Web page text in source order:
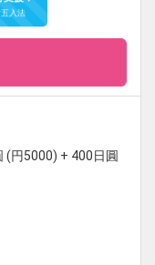
入法
(円5000) + 400日圓